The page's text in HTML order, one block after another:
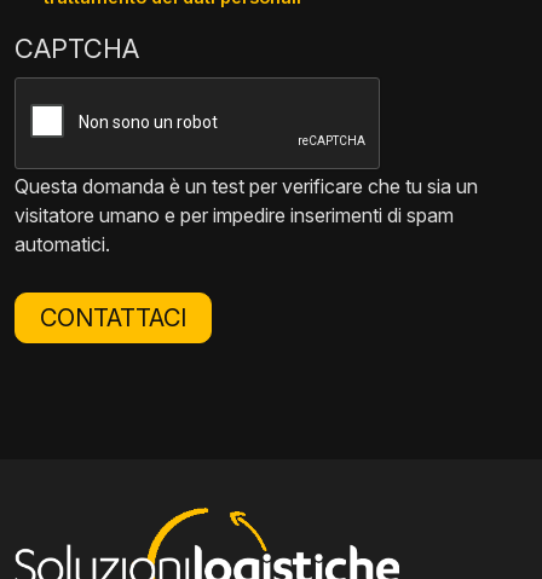
CAPTCHA
Questa domanda è un test per verificare che tu sia un
visitatore umano e per impedire inserimenti di spam
automatici.
CONTATTACI